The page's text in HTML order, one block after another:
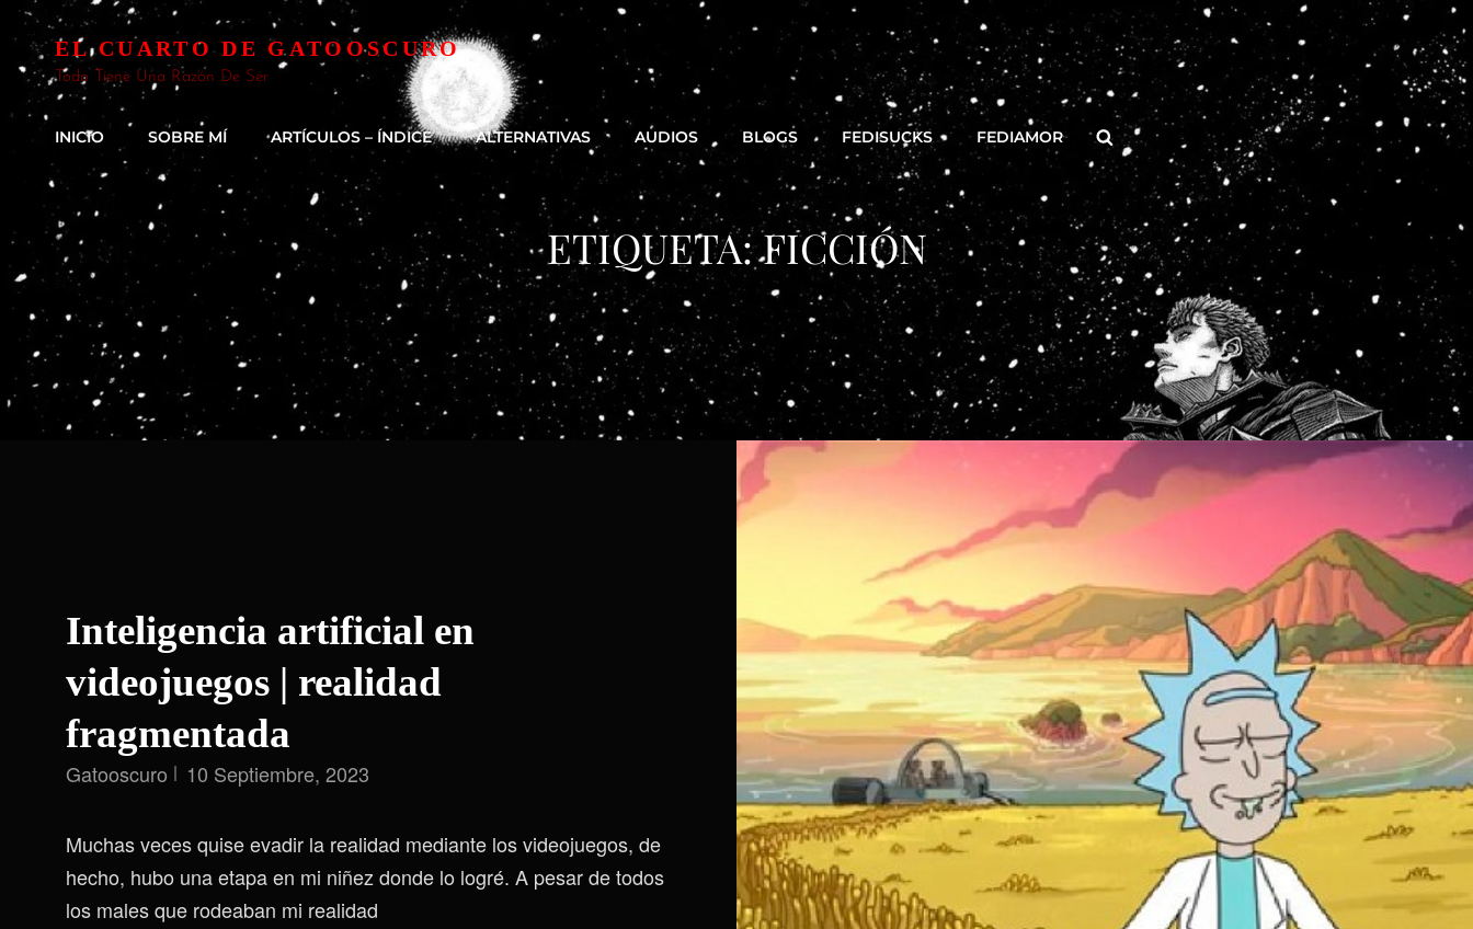
EL CUARTO DE GATOOSCURO
Todo Tiene Una Razón De Ser
INICIO SOBRE MÍ ARTÍCULOS – ÍNDICE ALTERNATIVAS AUDIOS BLOGS FEDISUCKS FEDIAMOR Buscar
ETIQUETA:FICCIÓN
Inteligencia artificial en
videojuegos | realidad
fragmentada
Gatooscuro 10 Septiembre, 2023
Muchas veces quise evadir la realidad mediante los videojuegos, de
hecho, hubo una etapa en mi niñez donde lo logré. A pesar de todos
los males que rodeaban mi realidad